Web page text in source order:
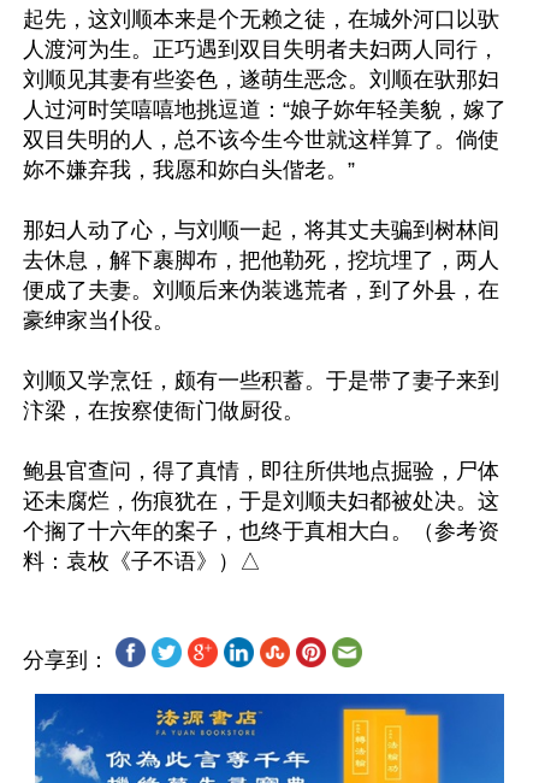
起先，这刘顺本来是个无赖之徒，在城外河口以驮
人渡河为生。正巧遇到双目失明者夫妇两人同行，
刘顺见其妻有些姿色，遂萌生恶念。刘顺在驮那妇
人过河时笑嘻嘻地挑逗道：“娘子妳年轻美貌，嫁了
双目失明的人，总不该今生今世就这样算了。倘使
妳不嫌弃我，我愿和妳白头偕老。”
那妇人动了心，与刘顺一起，将其丈夫骗到树林间
去休息，解下裹脚布，把他勒死，挖坑埋了，两人
便成了夫妻。刘顺后来伪装逃荒者，到了外县，在
豪绅家当仆役。
刘顺又学烹饪，颇有一些积蓄。于是带了妻子来到
汴梁，在按察使衙门做厨役。
鲍县官查问，得了真情，即往所供地点掘验，尸体
还未腐烂，伤痕犹在，于是刘顺夫妇都被处决。这
个搁了十六年的案子，也终于真相大白。（参考资
分享到：